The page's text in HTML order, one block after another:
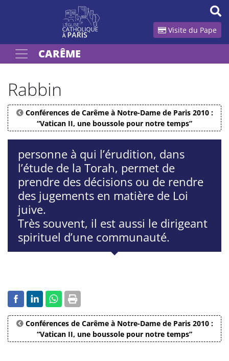
Visite du Pape
Votre recherche
CARÊME
Rabbin
Conférences de Carême à Notre-Dame de Paris 2010 :
“Vatican II, une boussole pour notre temps”
personne à qui l’érudition, dans
l’étude de la Torah, permet de
prendre des décisions ou de rendre
des jugements en matière de Loi
juive.
Très souvent, il est aussi le dirigeant
spirituel d’une communauté.
Conférences de Carême à Notre-Dame de Paris 2010 :
“Vatican II, une boussole pour notre temps”
Panneau de gestion des cookies